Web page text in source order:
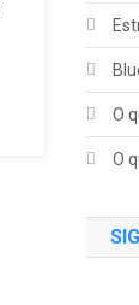
O
O